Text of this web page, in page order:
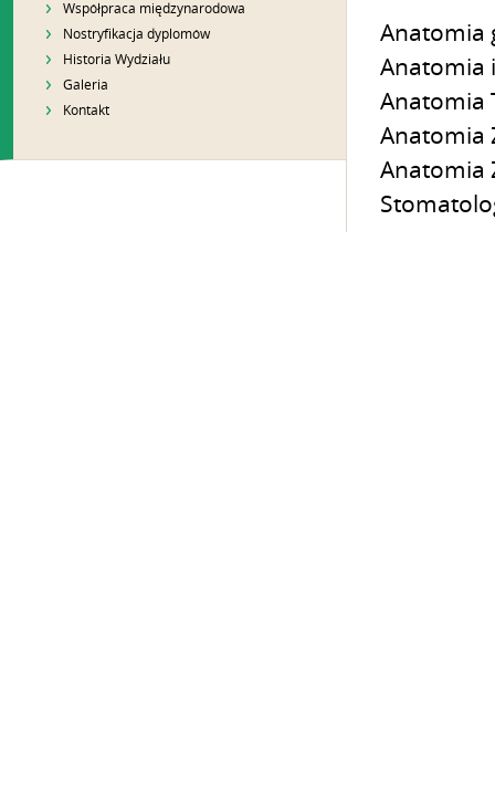
Współpraca międzynarodowa
Nostryfikacja dyplomów
Historia Wydziału
Galeria
Kontakt
Anatomia
Anatomia
Anatomia
Anatomia
Anatomia